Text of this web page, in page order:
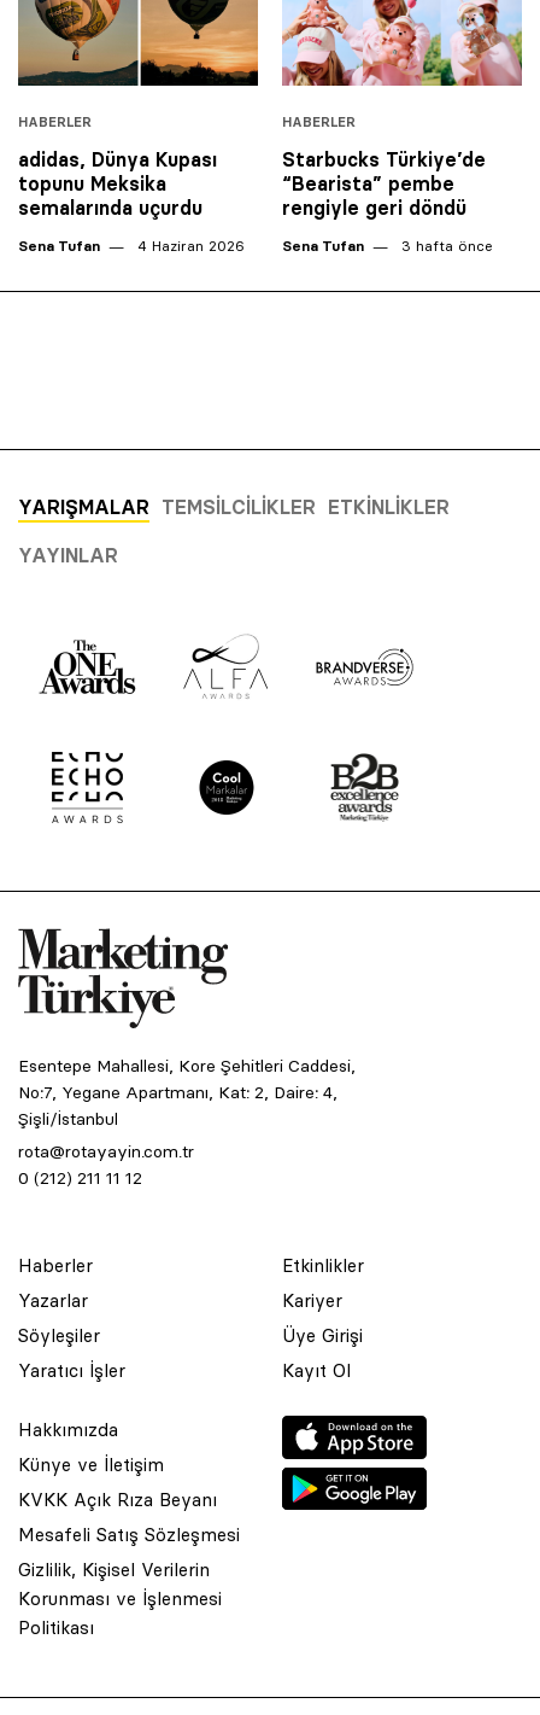
HABERLER
adidas, Dünya Kupası
topunu Meksika
semalarında uçurdu
Sena Tufan 4 Haziran 2026
HABERLER
Starbucks Türkiye’de
“Bearista” pembe
rengiyle geri döndü
Sena Tufan 3 hafta önce
YARIŞMALAR TEMSILCILIKLER ETKINLIKLER
YAYINLAR
Esentepe Mahallesi, Kore Şehitleri Caddesi,
No:7, Yegane Apartmanı, Kat: 2, Daire: 4,
Şişli/İstanbul
rota@rotayayin.com.tr
0 (212) 211 11 12
Haberler
Yazarlar
Söyleşiler
Yaratıcı İşler
Etkinlikler
Kariyer
Üye Girişi
Kayıt Ol
Hakkımızda
Künye ve İletişim
KVKK Açık Rıza Beyanı
Mesafeli Satış Sözleşmesi
Gizlilik, Kişisel Verilerin
Korunması ve İşlenmesi
Politikası
© 2001 Rota Yayın Yapım Tanıtım Tic. Ltd. Şti. Bu Sitede Bulunan
Asquared WordPress Agencytarafından tasarlanmış ve